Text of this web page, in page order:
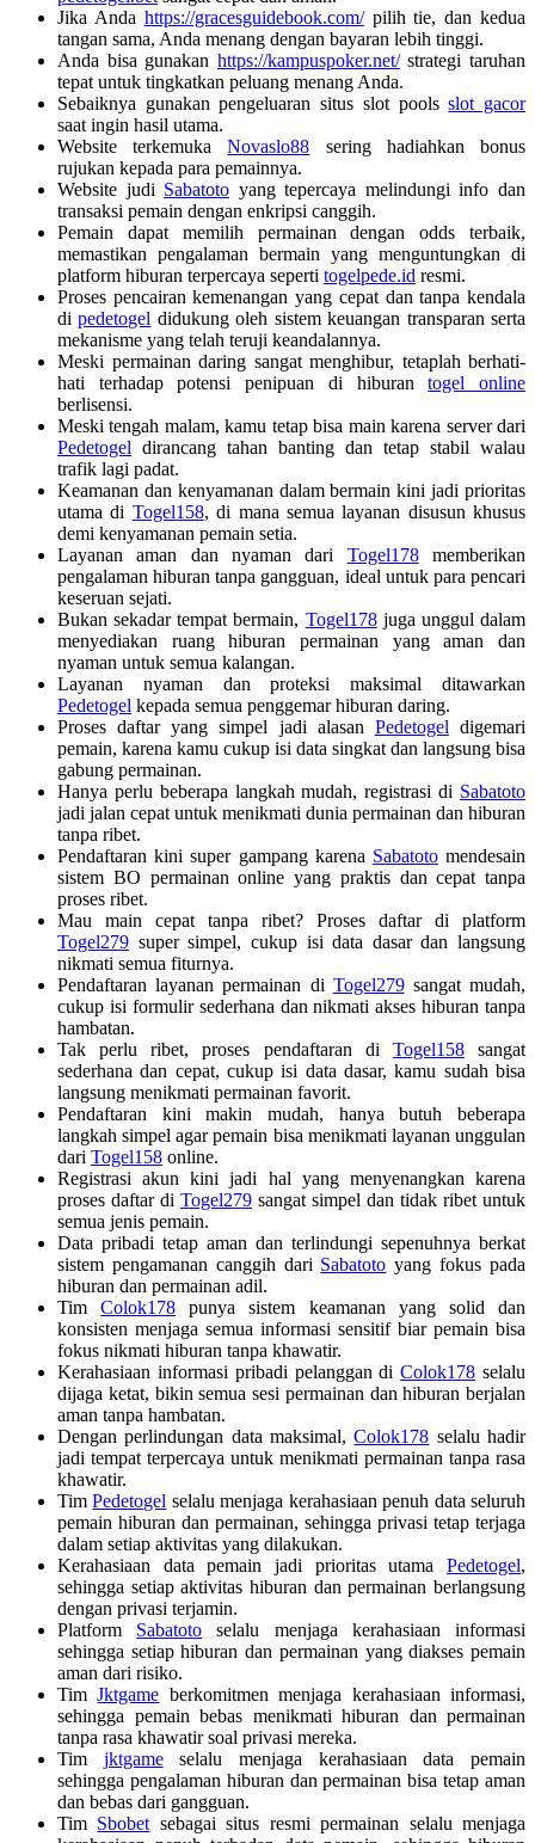
Jika Anda https://gracesguidebook.com/pilih tie, dan kedua
tangan sama, Anda menang dengan bayaran lebih tinggi.
Anda bisa gunakan https://kampuspoker.net/strategi taruhan
tepat untuk tingkatkan peluang menang Anda.
Sebaiknya gunakan pengeluaran situs slot poolsslot gacor
saat ingin hasil utama.
Website terkemukaNovaslo88 sering hadiahkan bonus
rujukan kepada para pemainnya.
Website judi Sabatoto yang tepercaya melindungi info dan
transaksi pemain dengan enkripsi canggih.
Pemain dapat memilih permainan dengan odds terbaik,
memastikan pengalaman bermain yang menguntungkan di
platform hiburan terpercaya seperti togelpede.id resmi.
Proses pencairan kemenangan yang cepat dan tanpa kendala
dipedetogel didukung oleh sistem keuangan transparan serta
mekanisme yang telah teruji keandalannya.
Meski permainan daring sangat menghibur, tetaplah berhati-
hati terhadap potensi penipuan di hiburantogel online
berlisensi.
Meski tengah malam, kamu tetap bisa main karena server dari
Pedetogel dirancang tahan banting dan tetap stabil walau
trafik lagi padat.
Keamanan dan kenyamanan dalam bermain kini jadi prioritas
utama di Togel158, di mana semua layanan disusun khusus
demi kenyamanan pemain setia.
Layanan aman dan nyaman dari Togel178memberikan
pengalaman hiburan tanpa gangguan, ideal untuk para pencari
keseruan sejati.
Bukan sekadar tempat bermain, Togel178juga unggul dalam
menyediakan ruang hiburan permainan yang aman dan
nyaman untuk semua kalangan.
Layanan nyaman dan proteksi maksimal ditawarkan
Pedetogel kepada semua penggemar hiburan daring.
Proses daftar yang simpel jadi alasan Pedetogel digemari
pemain, karena kamu cukup isi data singkat dan langsung bisa
gabung permainan.
Hanya perlu beberapa langkah mudah, registrasi di Sabatoto
jadi jalan cepat untuk menikmati dunia permainan dan hiburan
tanpa ribet.
Pendaftaran kini super gampang karena Sabatotomendesain
sistem BO permainan online yang praktis dan cepat tanpa
proses ribet.
Mau main cepat tanpa ribet? Proses daftar di platform
Togel279 super simpel, cukup isi data dasar dan langsung
nikmati semua fiturnya.
Pendaftaran layanan permainan di Togel279sangat mudah,
cukup isi formulir sederhana dan nikmati akses hiburan tanpa
hambatan.
Tak perlu ribet, proses pendaftaran di Togel158sangat
sederhana dan cepat, cukup isi data dasar, kamu sudah bisa
langsung menikmati permainan favorit.
Pendaftaran kini makin mudah, hanya butuh beberapa
langkah simpel agar pemain bisa menikmati layanan unggulan
dari Togel158 online.
Registrasi akun kini jadi hal yang menyenangkan karena
proses daftar di Togel279 sangat simpel dan tidak ribet untuk
semua jenis pemain.
Data pribadi tetap aman dan terlindungi sepenuhnya berkat
sistem pengamanan canggih dari Sabatoto yang fokus pada
hiburan dan permainan adil.
TimColok178 punya sistem keamanan yang solid dan
konsisten menjaga semua informasi sensitif biar pemain bisa
fokus nikmati hiburan tanpa khawatir.
Kerahasiaan informasi pribadi pelanggan diColok178 selalu
dijaga ketat, bikin semua sesi permainan dan hiburan berjalan
aman tanpa hambatan.
Dengan perlindungan data maksimal,Colok178 selalu hadir
jadi tempat terpercaya untuk menikmati permainan tanpa rasa
khawatir.
TimPedetogel selalu menjaga kerahasiaan penuh data seluruh
pemain hiburan dan permainan, sehingga privasi tetap terjaga
dalam setiap aktivitas yang dilakukan.
Kerahasiaan data pemain jadi prioritas utama Pedetogel,
sehingga setiap aktivitas hiburan dan permainan berlangsung
dengan privasi terjamin.
Platform Sabatoto selalu menjaga kerahasiaan informasi
sehingga setiap hiburan dan permainan yang diakses pemain
aman dari risiko.
TimJktgame berkomitmen menjaga kerahasiaan informasi,
sehingga pemain bebas menikmati hiburan dan permainan
tanpa rasa khawatir soal privasi mereka.
Tim jktgameselalu menjaga kerahasiaan data pemain
sehingga pengalaman hiburan dan permainan bisa tetap aman
dan bebas dari gangguan.
Tim Sbobet sebagai situs resmi permainan selalu menjaga